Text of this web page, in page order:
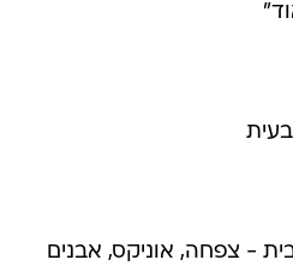
- צפחה, אוניקס, אבנים